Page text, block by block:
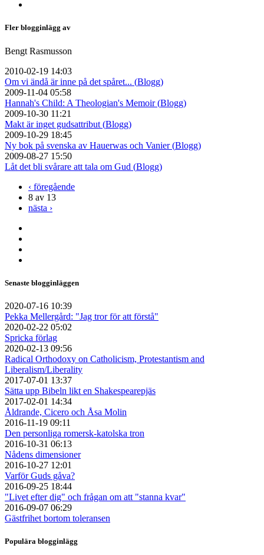
Fler blogginlägg av
Bengt Rasmusson
2010-02-19 14:03
Om vi ändå är inne på det spåret... (Blogg)
2009-11-04 05:58
Hannah's Child: A Theologian's Memoir (Blogg)
2009-10-30 11:21
Makt är inget gudsattribut (Blogg)
2009-10-29 18:45
Ny bok på svenska av Hauerwas och Vanier (Blogg)
2009-08-27 15:50
Låt det bli svårare att tala om Gud (Blogg)
‹ föregående
8 av 13
nästa ›
Senaste blogginläggen
2020-07-16 10:39
Pekka Mellergård: "Jag tror för att förstå"
2020-02-22 05:02
Spricka förlag
2020-02-13 09:56
Radical Orthodoxy on Catholicism, Protestantism and
Liberalism/Liberality
2017-07-01 13:37
Sätta upp Bibeln likt en Shakespearepjäs
2017-02-01 14:34
Åldrande, Cicero och Åsa Molin
2016-11-19 09:11
Den personliga romersk-katolska tron
2016-10-31 06:13
Nådens dimensioner
2016-10-27 12:01
Varför Guds gåva?
2016-09-25 18:44
"Livet efter dig" och frågan om att "stanna kvar"
2016-09-07 06:29
Gästfrihet bortom toleransen
Populära blogginlägg